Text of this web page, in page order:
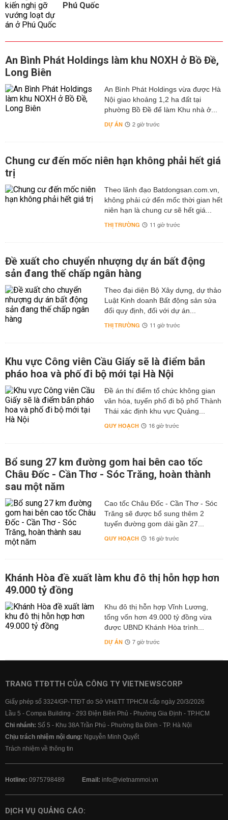
Phú Quốc
An Bình Phát Holdings làm khu NOXH ở Bồ Đề,
Long Biên
An Bình Phát Holdings vừa được Hà
Nội giao khoảng 1,2 ha đất tại
phường Bồ Đề để làm Khu nhà ở...
DỰ ÁN 2 giờ trước
Chung cư đến mốc niên hạn không phải hết giá
trị
Theo lãnh đạo Batdongsan.com.vn,
không phải cứ đến mốc thời gian hết
niên hạn là chung cư sẽ hết giá...
THỊ TRƯỜNG 11 giờ trước
Đề xuất cho chuyển nhượng dự án bất động
sản đang thế chấp ngân hàng
Theo đại diện Bộ Xây dựng, dự thảo
Luật Kinh doanh Bất động sản sửa
đổi quy định, đối với dự án...
THỊ TRƯỜNG 11 giờ trước
Khu vực Công viên Cầu Giấy sẽ là điểm bắn
pháo hoa và phố đi bộ mới tại Hà Nội
Đề án thí điểm tổ chức không gian
văn hóa, tuyến phố đi bộ phố Thành
Thái xác định khu vực Quảng...
QUY HOẠCH 16 giờ trước
Bổ sung 27 km đường gom hai bên cao tốc
Châu Đốc - Cần Thơ - Sóc Trăng, hoàn thành
sau một năm
Cao tốc Châu Đốc - Cần Thơ - Sóc
Trăng sẽ được bổ sung thêm 2
tuyến đường gom dài gần 27...
QUY HOẠCH 16 giờ trước
Khánh Hòa đề xuất làm khu đô thị hỗn hợp hơn
49.000 tỷ đồng
Khu đô thị hỗn hợp Vĩnh Lương,
tổng vốn hơn 49.000 tỷ đồng vừa
được UBND Khánh Hòa trình...
DỰ ÁN 7 giờ trước
TRANG TTĐTTH CỦA CÔNG TY VIETNEWSCORP
Giấy phép số 3324/GP-TTĐT do Sở VH&TT TPHCM cấp ngày 20/3/2026
Lầu 5 - Compa Building - 293 Điện Biên Phủ - Phường Gia Định - TP.HCM
Chi nhánh: Số 5 - Khu 38A Trần Phú - Phường Ba Đình - TP. Hà Nội
Chịu trách nhiệm nội dung: Nguyễn Minh Quyết
Trách nhiệm về thông tin
Hotline: 0975798489 Email: info@vietnammoi.vn
DỊCH VỤ QUẢNG CÁO: